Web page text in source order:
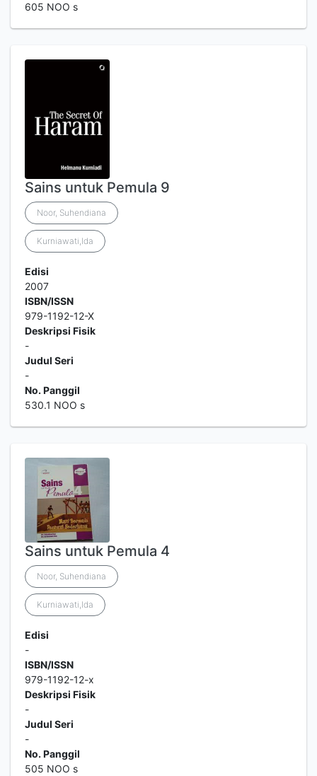
605 NOO s
Sains untuk Pemula 9
Noor, Suhendiana
Kurniawati,Ida
Edisi
2007
ISBN/ISSN
979-1192-12-X
Deskripsi Fisik
-
Judul Seri
-
No. Panggil
530.1 NOO s
Sains untuk Pemula 4
Noor, Suhendiana
Kurniawati,Ida
Edisi
-
ISBN/ISSN
979-1192-12-x
Deskripsi Fisik
-
Judul Seri
-
No. Panggil
505 NOO s